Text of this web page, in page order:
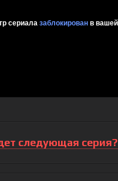
следующая серия?